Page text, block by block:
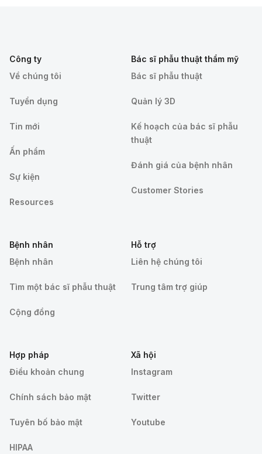
Công ty
Về chúng tôi
Tuyển dụng
Tin mới
Ấn phẩm
Sự kiện
Resources
Bác sĩ phẫu thuật thẩm mỹ
Bác sĩ phẫu thuật
Quản lý 3D
Kế hoạch của bác sĩ phẫu
thuật
Đánh giá của bệnh nhân
Customer Stories
Bệnh nhân
Bệnh nhân
Tìm một bác sĩ phẫu thuật
Cộng đồng
Hỗ trợ
Liên hệ chúng tôi
Trung tâm trợ giúp
Hợp pháp
Điều khoản chung
Chính sách bảo mật
Tuyên bố bảo mật
HIPAA
Xã hội
Instagram
Twitter
Youtube